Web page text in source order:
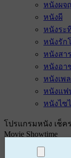
หนังผจ
หนังผี
หนังระ
หนังรัก
หนังสา
หนังอา
หนังเพ
หนังแฟ
หนังไซ
โปรแกรมหนัง เช็ค
Movie Showtime